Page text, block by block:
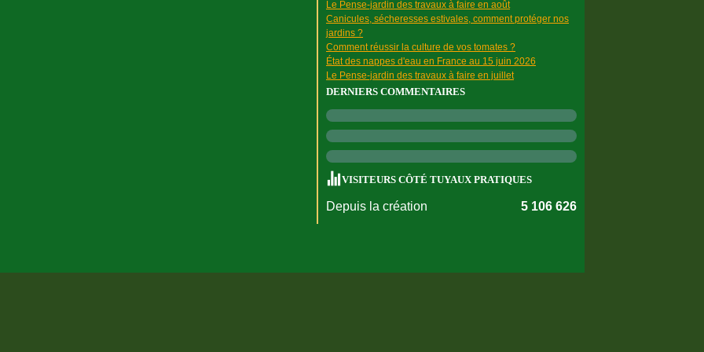
Le Pense-jardin des travaux à faire en août
Canicules, sécheresses estivales, comment protéger nos
jardins ?
Comment réussir la culture de vos tomates ?
État des nappes d'eau en France au 15 juin 2026
Le Pense-jardin des travaux à faire en juillet
DERNIERS COMMENTAIRES
VISITEURS CÔTÉ TUYAUX PRATIQUES
Depuis la création 5 106 626